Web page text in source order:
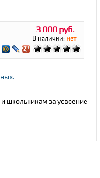
3 000 руб.
В наличии: нет
школьникам за усвоение